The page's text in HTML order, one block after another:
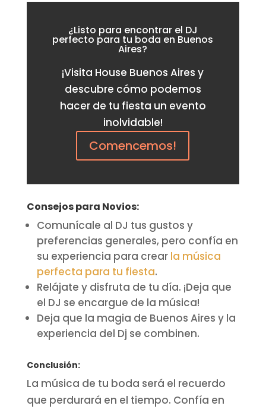
¿Listo para encontrar el DJ
perfecto para tu boda en Buenos
Aires?
¡Visita House Buenos Aires y
descubre cómo podemos
hacer de tu fiesta un evento
inolvidable!
Comencemos!
Consejos para Novios:
Comunícale al DJ tus gustos y
preferencias generales, pero confía en
su experiencia para crear la música
perfecta para tu fiesta.
Relájate y disfruta de tu día. ¡Deja que
el DJ se encargue de la música!
Deja que la magia de Buenos Aires y la
experiencia del Dj se combinen.
Conclusión:
La música de tu boda será el recuerdo
que perdurará en el tiempo. Confía en